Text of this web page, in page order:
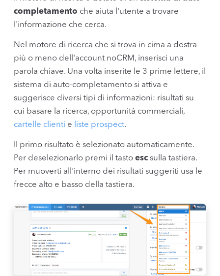
completamento che aiuta l'utente a trovare
l'informazione che cerca.
Nel motore di ricerca che si trova in cima a destra
più o meno dell'account noCRM, inserisci una
parola chiave. Una volta inserite le 3 prime lettere, il
sistema di auto-completamento si attiva e
suggerisce diversi tipi di informazioni: risultati su
cui basare la ricerca, opportunità commerciali,
cartelle clienti e liste prospect.
Il primo risultato è selezionato automaticamente.
Per deselezionarlo premi il tasto escsulla tastiera.
Per muoverti all'interno dei risultati suggeriti usa le
frecce alto e basso della tastiera.